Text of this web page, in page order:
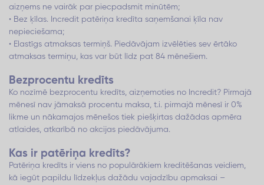
aizņems ne vairāk par piecpadsmit minūtēm;
• Bez ķīlas. Incredit patēriņa kredīta saņemšanai ķīla nav
nepieciešama;
• Elastīgs atmaksas termiņš. Piedāvājam izvēlēties sev ērtāko
atmaksas termiņu, kas var būt līdz pat 84 mēnešiem.
Bezprocentu kredīts
Ko nozīmē bezprocentu kredīts, aizņemoties no Incredit? Pirmajā
mēnesī nav jāmaksā procentu maksa, t.i. pirmajā mēnesī ir 0%
likme un nākamajos mēnešos tiek piešķirtas dažādas apmēra
atlaides, atkarībā no akcijas piedāvājuma.
Kas ir patēriņa kredīts?
Patēriņa kredīts ir viens no populārākiem kreditēšanas veidiem,
kā iegūt papildu līdzekļus dažādu vajadzību apmaksai –